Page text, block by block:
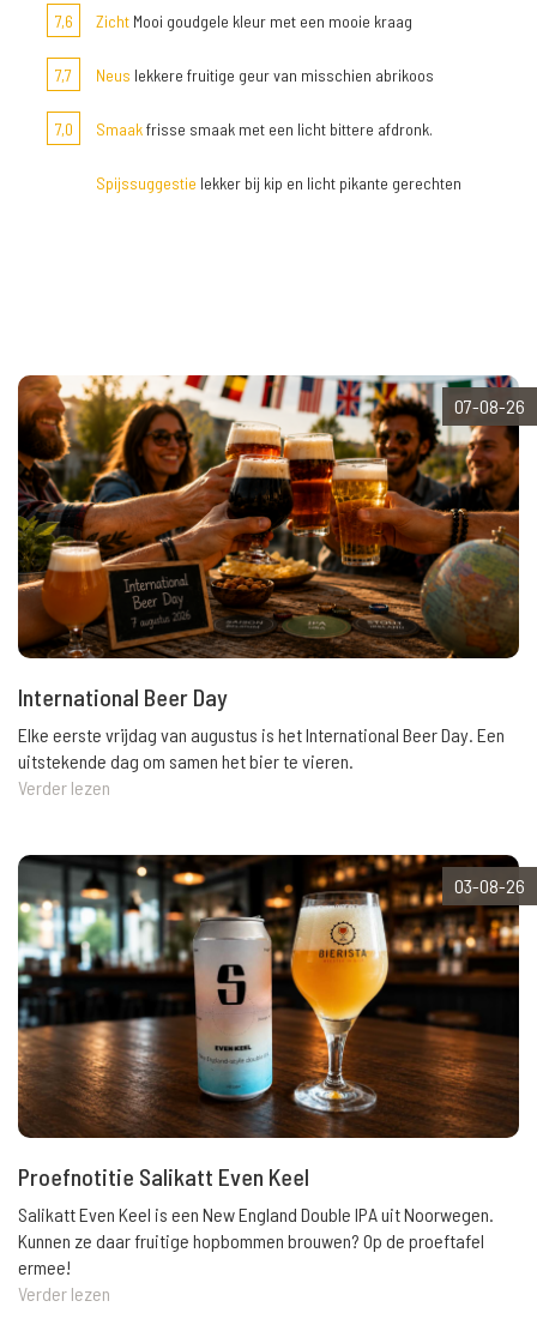
7,6 Zicht Mooi goudgele kleur met een mooie kraag
7,7 Neus lekkere fruitige geur van misschien abrikoos
7,0 Smaakfrisse smaak met een licht bittere afdronk.
Spijssuggestie lekker bij kip en licht pikante gerechten
07-08-26
International Beer Day
Elke eerste vrijdag van augustus is het International Beer Day. Een
uitstekende dag om samen het bier te vieren.
Verder lezen
03-08-26
Proefnotitie Salikatt Even Keel
Salikatt Even Keel is een New England Double IPA uit Noorwegen.
Kunnen ze daar fruitige hopbommen brouwen? Op de proeftafel
ermee!
Verder lezen